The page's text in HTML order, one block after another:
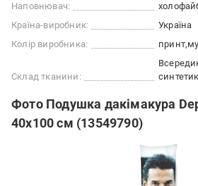
Наповнювач:
Країна-виробник:
Україна
Колір виробника:
принт
Склад тканини:
Фото Подушка дакімакура
40х100 см (13549790)